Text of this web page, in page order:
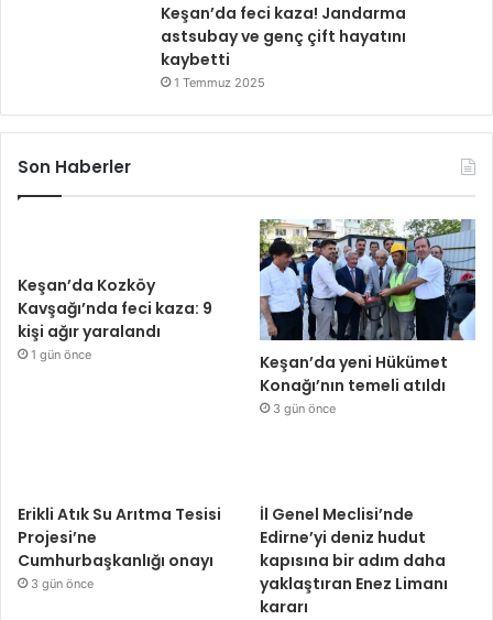
Keşan’da feci kaza! Jandarma
astsubay ve genç çift hayatını
kaybetti
1 Temmuz 2025
Son Haberler
Keşan’da Kozköy
Kavşağı’nda feci kaza: 9
kişi ağır yaralandı
1 gün önce
Keşan’da yeni Hükümet
Konağı’nın temeli atıldı
3 gün önce
Erikli Atık Su Arıtma Tesisi
Projesi’ne
Cumhurbaşkanlığı onayı
3 gün önce
İl Genel Meclisi’nde
Edirne’yi deniz hudut
kapısına bir adım daha
yaklaştıran Enez Limanı
kararı